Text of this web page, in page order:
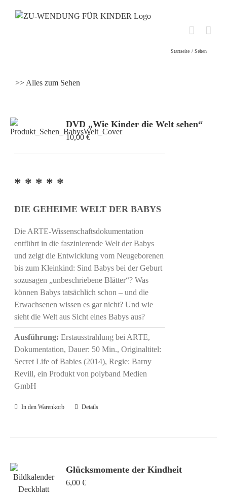
Startseite Sehen
>> Alles zum Sehen
DVD „Wie Kinder die Welt sehen“
10,00€
* * * * *
DIE GEHEIME WELT DER BABYS
Die ARTE-Wissenschaftsdokumentation
entführt in die faszinierende Welt der Babys
und zeigt die Entwicklung vom Neugeborenen
bis zum Kleinkind: Sind Babys bei der Geburt
sozusagen „unbeschriebene Blätter“? Was
können Babys tatsächlich schon – und die
Erwachsenen wissen es gar nicht? Und wie
sieht die Welt aus Sicht eines Babys aus?
Ausführung: Erstausstrahlung bei ARTE,
Dokumentation, Dauer: 50 Min., Originaltitel:
Secret Life of Babies (2014), Regie: Barny
Revill, ein Produkt von polyband Medien
GmbH
In den Warenkorb Details
Glücksmomente der Kindheit
6,00€